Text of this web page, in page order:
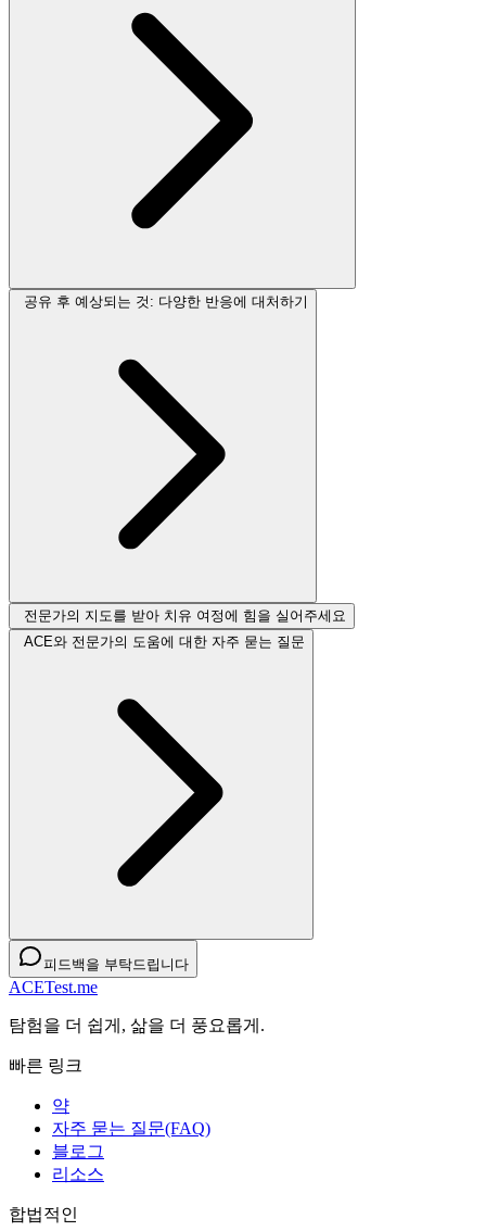
공유 후 예상되는 것: 다양한 반응에 대처하기
전문가의 지도를 받아 치유 여정에 힘을 실어주세요
ACE와 전문가의 도움에 대한 자주 묻는 질문
피드백을 부탁드립니다
ACETest.me
탐험을 더 쉽게, 삶을 더 풍요롭게.
빠른 링크
약
자주 묻는 질문(FAQ)
블로그
리소스
합법적인